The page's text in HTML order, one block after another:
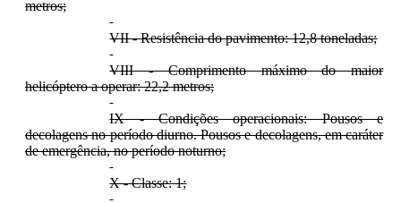
metros;
VII - Resistência do pavimento: 12,8 toneladas;
VIII - Comprimento máximo do maior
helicóptero a operar: 22,2 metros;
IX - Condições operacionais: Pousos e
decolagens no período diurno. Pousos e decolagens, em caráter
de emergência, no período noturno;
X - Classe: 1;